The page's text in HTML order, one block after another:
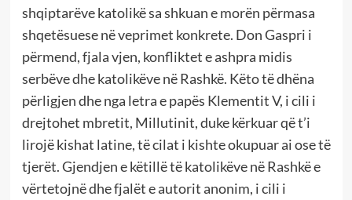
shqiptarëve katolikë sa shkuan e morën përmasa
shqetësuese në veprimet konkrete. Don Gaspri i
përmend, fjala vjen, konfliktet e ashpra midis
serbëve dhe katolikëve në Ras­hkë. Këto të dhëna
përligjen dhe nga letra e papës Klementit V, i cili i
drejtohet mbretit, Millutinit, duke kërkuar që t’i
lirojë kishat latine, të cilat i kishte okupuar ai ose të
tjerët. Gjendjen e këtillë të katolikëve në Rashkë e
vërtetojnë dhe fjalët e autorit anonim, i cili i